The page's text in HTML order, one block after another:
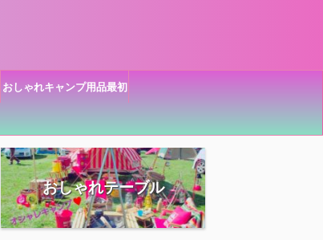
おしゃれキャンプ用品最初
おしゃれテーブル